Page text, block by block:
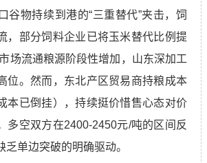
谷物持续到港的“三重替代”夹击，饲
，部分饲料企业已将玉米替代比例提
场流通粮源阶段性增加，山东深加工
位。然而，东北产区贸易商持粮成本
本已倒挂），持续挺价惜售心态对价
多空双方在2400-2450元/吨的区间反
乏单边突破的明确驱动。